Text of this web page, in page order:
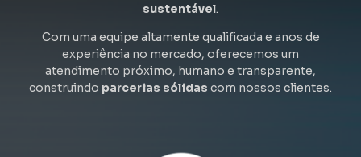
sustentável.
Com uma equipe altamente qualificada e anos de
experiência no mercado, oferecemos um
atendimento próximo, humano e transparente,
construindo parcerias sólidas com nossos clientes.